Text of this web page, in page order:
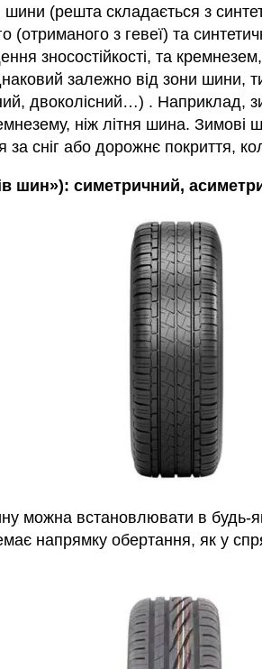
(решта складається з
з гевеї) та
зносостійкості, та
залежно від зони шини,
двоколісний…) . Наприклад,
ніж літня шина.
сніг або дорожнє покриття,
шин»): симетричний,
можна встановлювати в будь-
напрямку обертання, як у